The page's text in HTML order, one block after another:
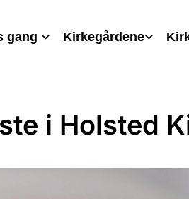
gang Kirkegårdene
i Holsted